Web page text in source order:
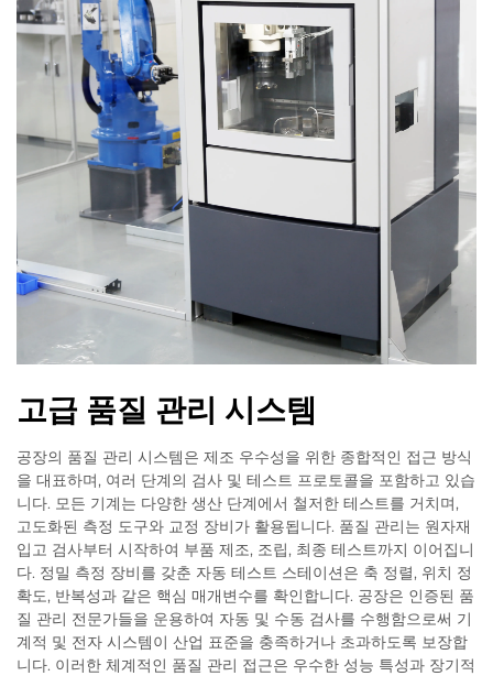
고급 품질 관리 시스템
공장의 품질 관리 시스템은 제조 우수성을 위한 종합적인 접근 방식
을 대표하며, 여러 단계의 검사 및 테스트 프로토콜을 포함하고 있습
니다. 모든 기계는 다양한 생산 단계에서 철저한 테스트를 거치며,
고도화된 측정 도구와 교정 장비가 활용됩니다. 품질 관리는 원자재
입고 검사부터 시작하여 부품 제조, 조립, 최종 테스트까지 이어집니
다. 정밀 측정 장비를 갖춘 자동 테스트 스테이션은 축 정렬, 위치 정
확도, 반복성과 같은 핵심 매개변수를 확인합니다. 공장은 인증된 품
질 관리 전문가들을 운용하여 자동 및 수동 검사를 수행함으로써 기
계적 및 전자 시스템이 산업 표준을 충족하거나 초과하도록 보장합
니다. 이러한 체계적인 품질 관리 접근은 우수한 성능 특성과 장기적